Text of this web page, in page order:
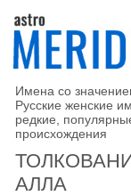
Имена со
Русские женские
редкие,
происхождения
АЛЛА